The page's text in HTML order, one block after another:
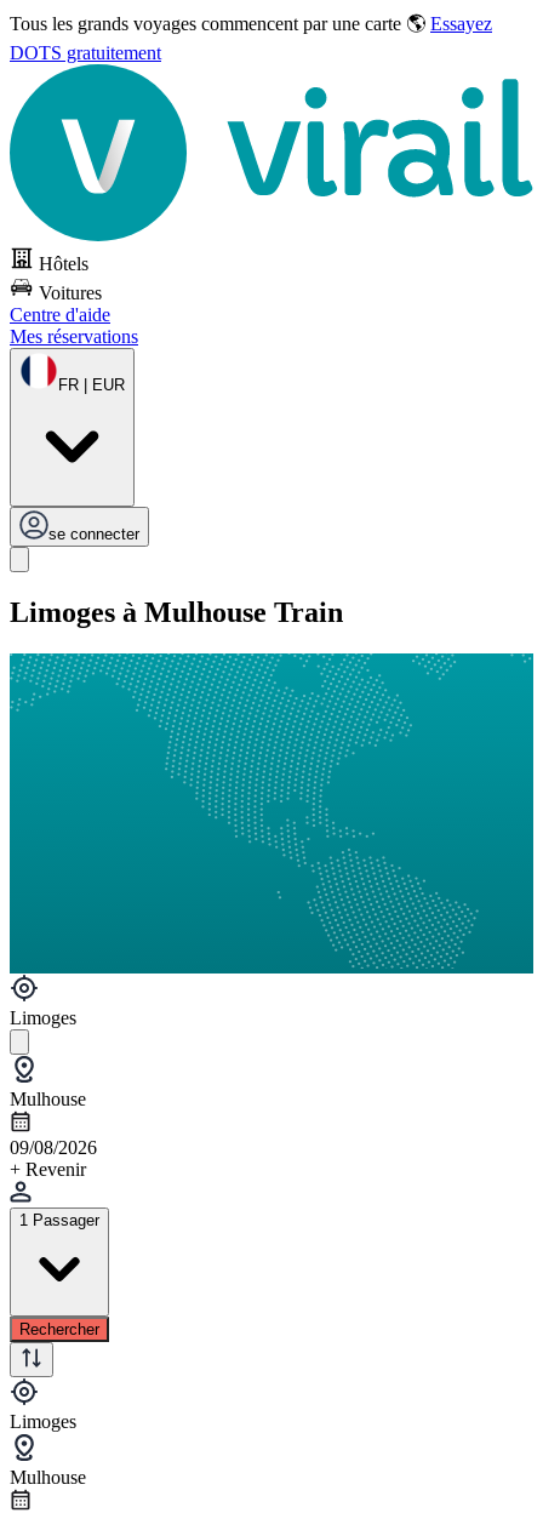
Tous les grands voyages commencent par une carte 🌎 Essayez
DOTS gratuitement
Hôtels
Voitures
Centre d'aide
Mes réservations
FR | EUR
se connecter
Limoges à Mulhouse Train
Limoges
Mulhouse
09/08/2026
+ Revenir
1 Passager
Rechercher
Limoges
Mulhouse